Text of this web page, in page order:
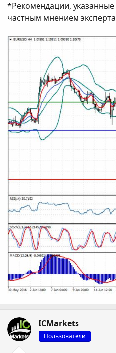
*Рекомендации, указанные
частным мнением эксперта
ICMarkets
Пользователи